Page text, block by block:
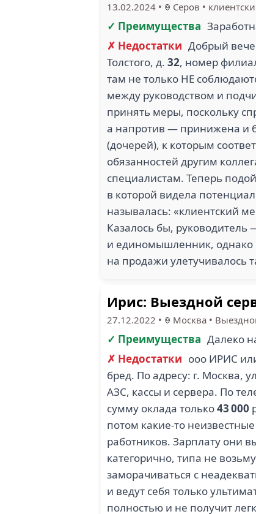
13.02.2024 • Серов •
✓ Преимущества
✗ Недостатки Добрый
Толстого, д. 32, номер
там не только НЕ
между руководством и
принять меры, поскольку
а напротив — принижена и
(дочерей), к которым
обязанностей другим
специалистам. Теперь
в которой видела
называлась: «клиентский
Казалось бы, руководитель
и единомышленник, однако
на продажи улетучивалось
Ирис: Выездной
27.12.2022 • Москва •
✓ Преимущества Далеко
✗ Недостатки ооо ИРИС
бред. По адресу: г. Москва,
АЗС, кассы и сервера. По
сумму оклада только43 000
потом какие-то
работников. Зарплату они
категорично, типа не
заморачиваться с
и ведут себя только
полностью и не получит